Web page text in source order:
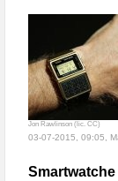
Jon Rawlinson (lic. CC)
03-07-2015, 09:05,